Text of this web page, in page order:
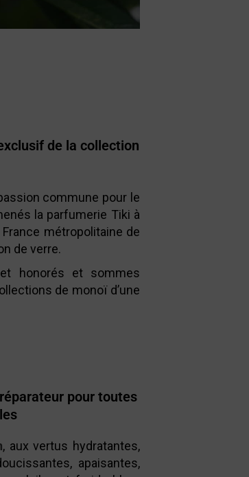
de la collection
commune pour le
la parfumerie Tiki à
métropolitaine de
de verre.
honorés et sommes
de monoï d’une
pour toutes
, aux vertus hydratantes,
apaisantes,